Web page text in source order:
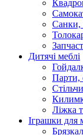
Санки,
Дитячі меблі
Парти,
Ліжка
Іграшки для